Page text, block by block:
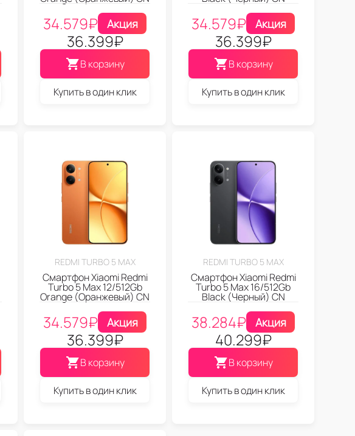
34.579₽ Акция
36.399₽
В корзину
Купить в один клик
34.579₽ Акция
36.399₽
В корзину
Купить в один клик
REDMI TURBO 5 MAX
Смартфон Xiaomi Redmi
Turbo 5 Max 12/512Gb
Orange (Оранжевый) CN
34.579₽ Акция
36.399₽
В корзину
Купить в один клик
REDMI TURBO 5 MAX
Смартфон Xiaomi Redmi
Turbo 5 Max 16/512Gb
Black (Черный) CN
38.284₽ Акция
40.299₽
В корзину
Купить в один клик